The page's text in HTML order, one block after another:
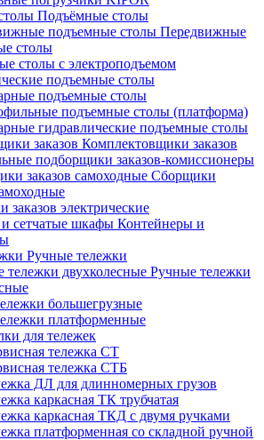
Подъёмные столы
Передвижные
столы
столы с электроподъемом
подъемные столы
подъемные столы
подъемные столы (платформа)
гидравлические подъемные столы
Комплектовщики заказов
подборщики заказов-комиссионеры
Сборщики
заказов электрические
Контейнеры и
Ручные тележки
Ручные тележки
большегрузные
платформенные
для тележек
тележка СТ
тележка СТБ
ДЛ для длинномерных грузов
каркасная ТК трубчатая
каркасная ТКД с двумя ручками
платформенная со складной ручной